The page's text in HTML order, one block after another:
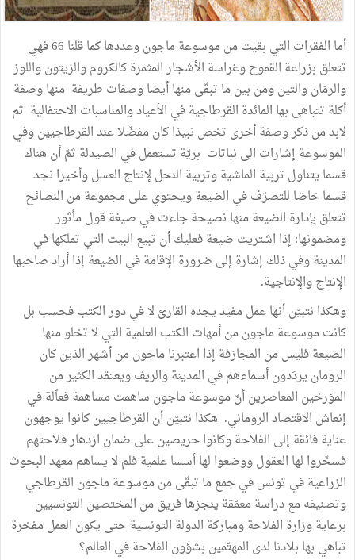
أما الفقرات التي بقيتمنموسوعةماجونوعددهاكماقلنا 66فهي
تتعلق بزراعة القموحوغراسة الأشجارالمثمرةكالكروموالزيتونواللوز
والرمّانوالتينومن بينما تبقّىمنهاأيضاوصفات طريفة منهاوصفة
أكلة تتباهى بها المائدة القرطاجيةفي الأعيادوالمناسبات الاحتفالية ثم
لابدمنذكروصفةأخرى تخص نبيذاكانمفضّلاعندالقرطاجيينوفي
الموسوعة إشارات الى نباتات بريّة تستعملفي الصيدلة ثمّأن هناك
قسما يتناول تربية الماشيةوتربية النحل لإنتاج العسلوأخيرا نجد
قسماخاصّا للتصرّففي الضيعةويحتويعلىمجموعةمن النصائح
تتعلق بإدارة الضيعةمنها نصيحةجاءتفي صيغةقولمأثور
ومضمونها: إذا اشتريت ضيعةفعليكأن تبيع البيت التي تملكهافي
المدينةوفيذلك إشارة إلى ضرورة الإقامةفي الضيعة إذاأرادصاحبها
الإنتاجوالإنتاجية.
وهكذا نتبيّنأنهاعملمفيديجده القارئ لافيدورالكتبفحسب بل
كانتموسوعةماجونمنأمهات الكتب العلمية التي لاتخلومنها
الضيعةفليسمن المجازفة إذا اعتبرناماجونمنأشهرالذينكان
الرومان يردَدونأسماءهمفي المدينةوالريفويعتقدالكثيرمن
المؤرخين المعاصرينأنّموسوعةماجون ساهمتمساهمةفعاّلةفي
إنعاش الاقتصادالروماني. هكذا نتبيّنأن القرطاجيينكانوا يوجهون
عنايةفائقة إلى الفلاحةوكانواحريصينعلى ضمان ازدهارفلاحتهم
فسخّروا لها العقولووضعوا لهاأسساعلميةفلم لايساهممعهدالبحوث
الزراعيةفي تونسفيجمعما تبقّىمنموسوعةماجون القرطاجي
وتصنيفهمعدراسةمعمّقة ينجزهافريقمن المختصين التونسيين
برعايةوزارة الفلاحةومباركة الدولة التونسيةحتى يكون العملمفخرة
تباهي بها بلادنا لدى المهتّمين بشؤون الفلاحةفي العالم؟